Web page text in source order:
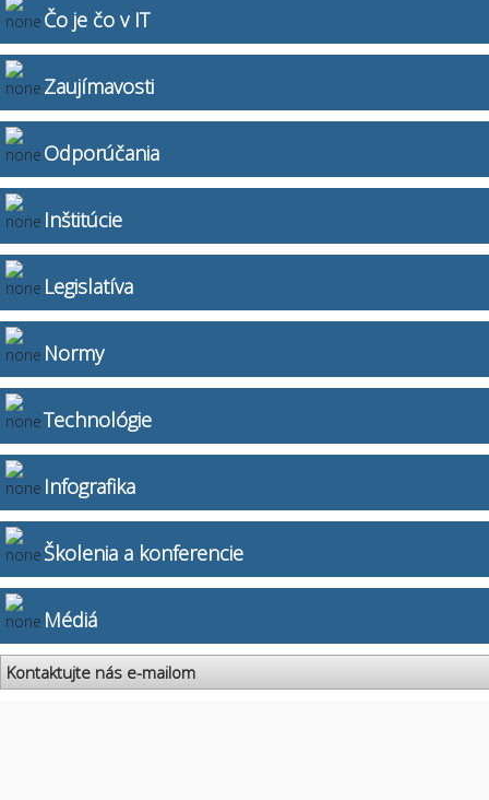
Čo je čo v IT
Zaujímavosti
Odporúčania
Inštitúcie
Legislatíva
Normy
Technológie
Infografika
Školenia a konferencie
Médiá
Kontaktujte nás e-mailom